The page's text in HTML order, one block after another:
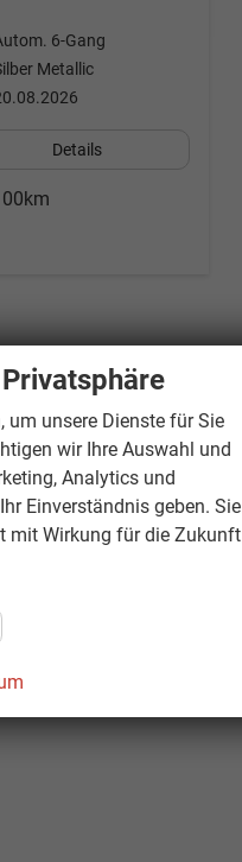
6-Gang
Metallic
Details
um unsere Dienste für Sie
wir Ihre Auswahl und
Analytics und
Einverständnis geben. Sie
mit Wirkung für die Zukunft